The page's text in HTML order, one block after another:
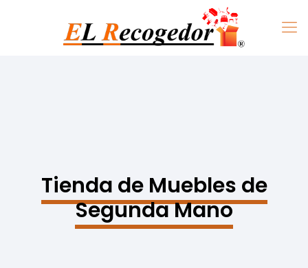
Tienda de Muebles de
Segunda Mano